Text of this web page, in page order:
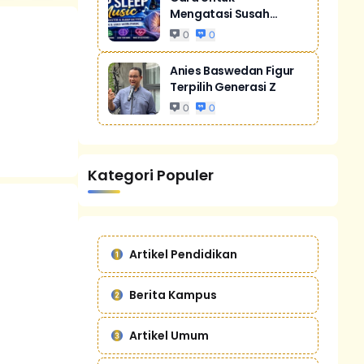
Mengatasi Susah
Tidur Akibat Stres
0 0
Anies Baswedan Figur
Terpilih Generasi Z
0 0
Kategori Populer
Artikel Pendidikan
Berita Kampus
Artikel Umum